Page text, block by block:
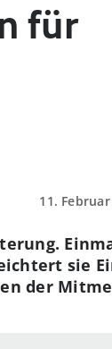
für
11.
sie
der